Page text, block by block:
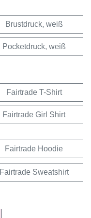
Brustdruck, weiß
Pocketdruck, weiß
Fairtrade T-Shirt
Fairtrade Girl Shirt
Fairtrade Hoodie
Fairtrade Sweatshirt